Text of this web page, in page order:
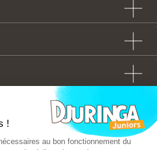
!
au bon fonctionnement du